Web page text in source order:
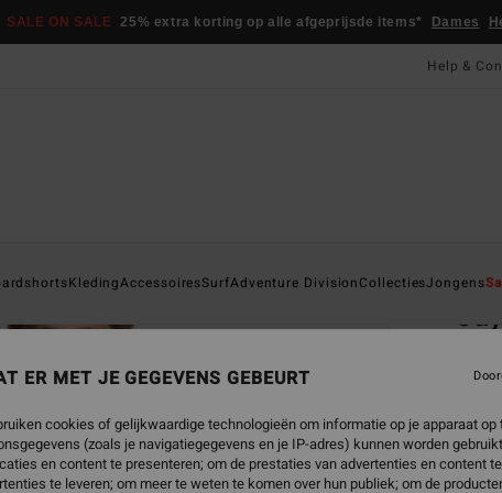
SALE ON SALE 25% extra korting op alle afgeprijsde items* Dames
Help &
KledingAccessoiresSurfAdventure DivisionCollectiesJongens
SALE
ER MET JE GEGEVENS GEBEURT
cookies of gelijkwaardige technologieën om informatie op je apparaat
(zoals je navigatiegegevens en je IP-adres) kunnen worden
en content te presenteren; om de prestaties van advertenties en content
te leveren; om meer te weten te komen over hun publiek; om de